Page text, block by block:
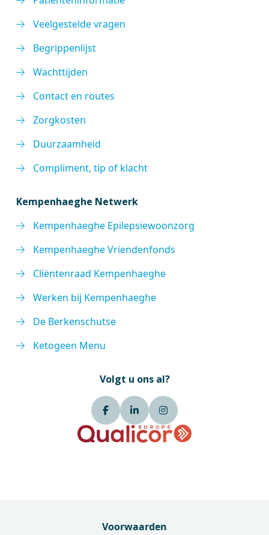
Veelgestelde vragen
Begrippenlijst
Wachttijden
Contact en routes
Zorgkosten
Duurzaamheid
Compliment, tip of klacht
Kempenhaeghe Netwerk
Kempenhaeghe Epilepsiewoonzorg
Kempenhaeghe Vriendenfonds
Cliëntenraad Kempenhaeghe
Werken bij Kempenhaeghe
De Berkenschutse
Ketogeen Menu
Volgt u ons al?
Voorwaarden